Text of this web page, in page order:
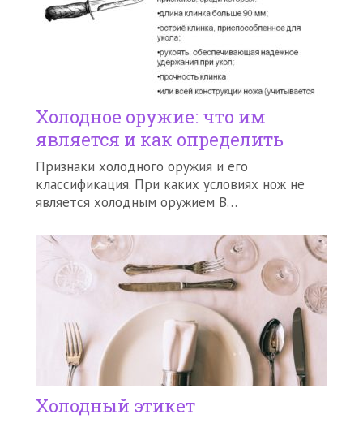
Холодное оружие: что им
является и как определить
Признаки холодного оружия и его
классификация. При каких условиях нож не
является холодным оружием В…
Холодный этикет